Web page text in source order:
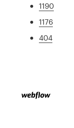
1190
1176
404